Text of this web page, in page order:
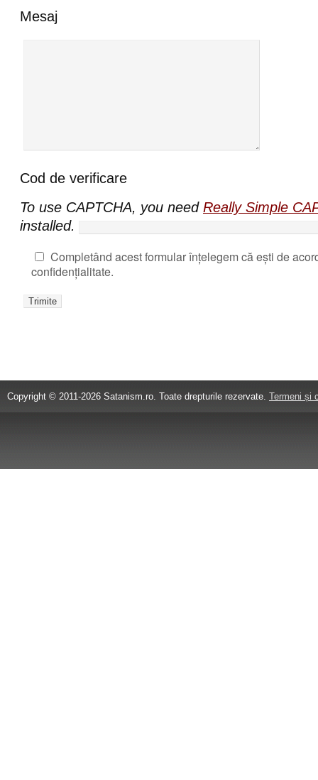
Mesaj
Cod de verificare
To use CAPTCHA, you need Really Simple
installed.
Completând acest formular înțelegem că ești de
confidențialitate.
Copyright © 2011-2026 Satanism.ro. Toate drepturile rezervate. Termeni și